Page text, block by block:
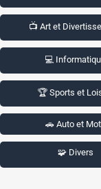
📺 Art et
💻
🏆 Sports et
🚗 Auto et
🧩 Divers